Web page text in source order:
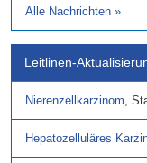
Alle Nachrichten »
Leitlinen-
Nierenzellkarzinom,
Hepatozelluläres